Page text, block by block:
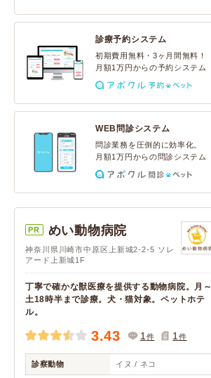
診療予約システム
初期費用無料・3ヶ月間無料！
月額1万円からの予約システム
WEB問診システム
問診業務を圧倒的に効率化。
月額1万円からの問診システム
PR めい動物病院
神奈川県川崎市中原区上新城2-2-5 ソレ
アード上新城1F
丁寧で確かな獣医療を提供する動物病院。月～
土18時半まで診療。犬・猫対象。ペットホテ
ル。
3.43 1 件 1 件
診察動物 イヌ / ネコ